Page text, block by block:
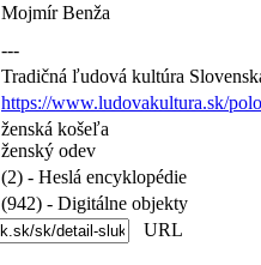
Mojmír Benža
---
Tradičná ľudová kultúra
https://www.ludovakultura.sk/
ženská košeľa
ženský odev
(2) - Heslá encyklopédie
(942) - Digitálne objekty
URL